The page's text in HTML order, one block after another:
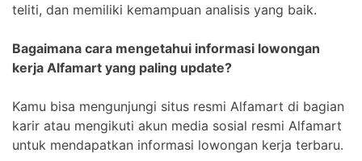
teliti, dan memiliki kemampuan analisis yang baik.
Bagaimana cara mengetahui informasi lowongan
kerja Alfamart yang paling update?
Kamu bisa mengunjungi situs resmi Alfamart di bagian
karir atau mengikuti akun media sosial resmi Alfamart
untuk mendapatkan informasi lowongan kerja terbaru.